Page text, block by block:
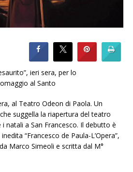
ieri sera, per lo
al Santo
al Teatro Odeon di Paola. Un
suggella la riapertura del teatro
natali a San Francesco. Il debutto è
“Francesco de Paula-L’Opera”,
Marco Simeoli e scritta dal M°